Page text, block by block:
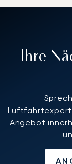
Ihre
Angebot